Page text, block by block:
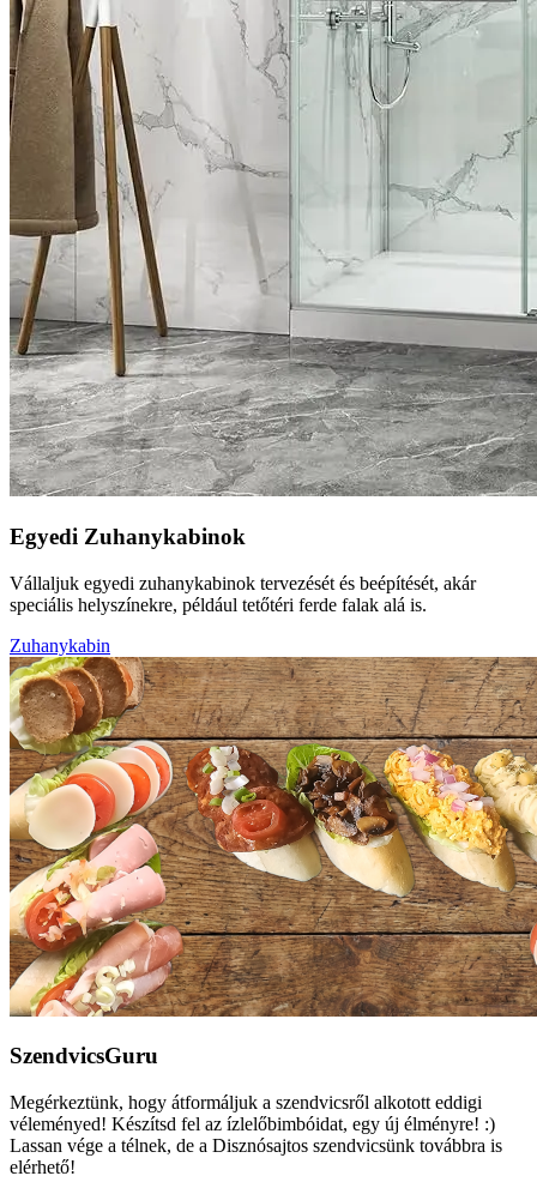
Egyedi Zuhanykabinok
Vállaljuk egyedi zuhanykabinok tervezését és beépítését, akár
speciális helyszínekre, például tetőtéri ferde falak alá is.
Zuhanykabin
SzendvicsGuru
Megérkeztünk, hogy átformáljuk a szendvicsről alkotott eddigi
véleményed! Készítsd fel az ízlelőbimbóidat, egy új élményre! :)
Lassan vége a télnek, de a Disznósajtos szendvicsünk továbbra is
elérhető!